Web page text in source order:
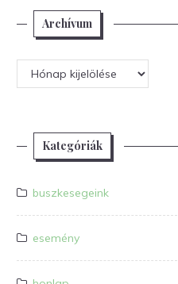
Archívum
Archívum
Kategóriák
buszkesegeink
esemény